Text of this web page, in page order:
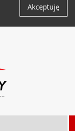
Akceptuję